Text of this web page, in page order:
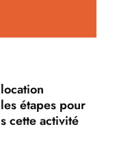
étapes pour
cette activité